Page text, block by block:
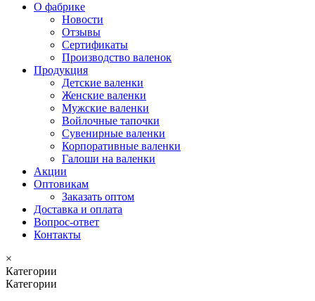
О фабрике
Новости
Отзывы
Сертификаты
Производство валенок
Продукция
Детские валенки
Женские валенки
Мужские валенки
Войлочные тапочки
Сувенирные валенки
Корпоративные валенки
Галоши на валенки
Акции
Оптовикам
Заказать оптом
Доставка и оплата
Вопрос-ответ
Контакты
×
Категории
Категории